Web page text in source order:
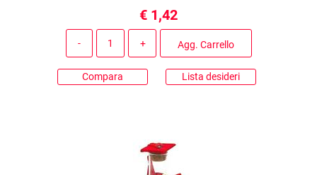
€ 1,42
Agg. Carrello
Compara Lista desideri